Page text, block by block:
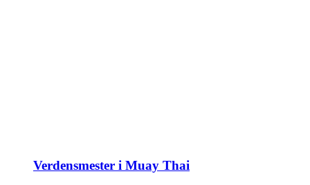
Verdensmester i Muay Thai